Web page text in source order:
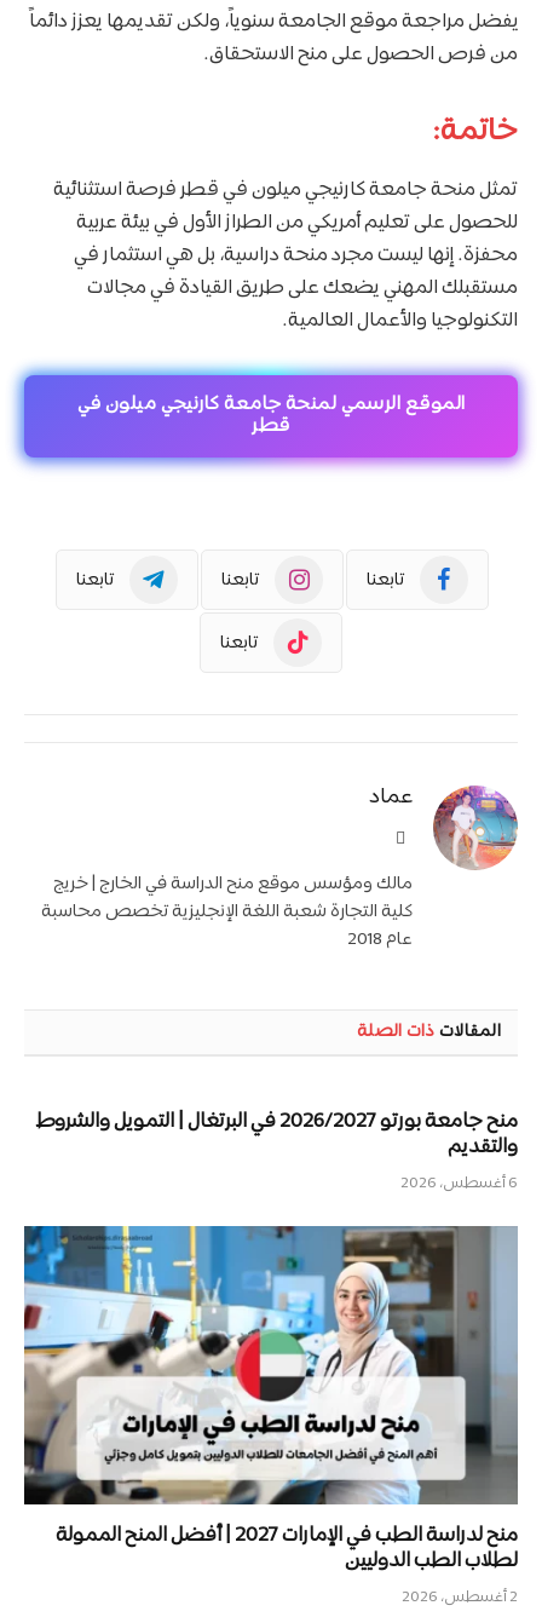
يفضل مراجعة موقع الجامعة سنوياً، ولكن تقديمها يعزز دائماً
من فرص الحصول على منح الاستحقاق.
خاتمة:
تمثل منحة جامعة كارنيجي ميلون في قطر فرصة استثنائية
للحصول على تعليم أمريكي من الطراز الأول في بيئة عربية
محفزة. إنها ليست مجرد منحة دراسية، بل هي استثمار في
مستقبلك المهني يضعك على طريق القيادة في مجالات
التكنولوجيا والأعمال العالمية.
الموقع الرسمي لمنحة جامعة كارنيجي ميلون في
قطر
تابعنا تابعنا تابعنا
تابعنا
عماد
مالك ومؤسس موقع منح الدراسة في الخارج | خريج
كلية التجارة شعبة اللغة الإنجليزية تخصص محاسبة
عام 2018
المقالاتذات الصلة
منح جامعة بورتو 2026/2027 في البرتغال | التمويل والشروط
والتقديم
6 أغسطس، 2026
منح لدراسة الطب في الإمارات 2027 | أفضل المنح الممولة
لطلاب الطب الدوليين
2 أغسطس، 2026